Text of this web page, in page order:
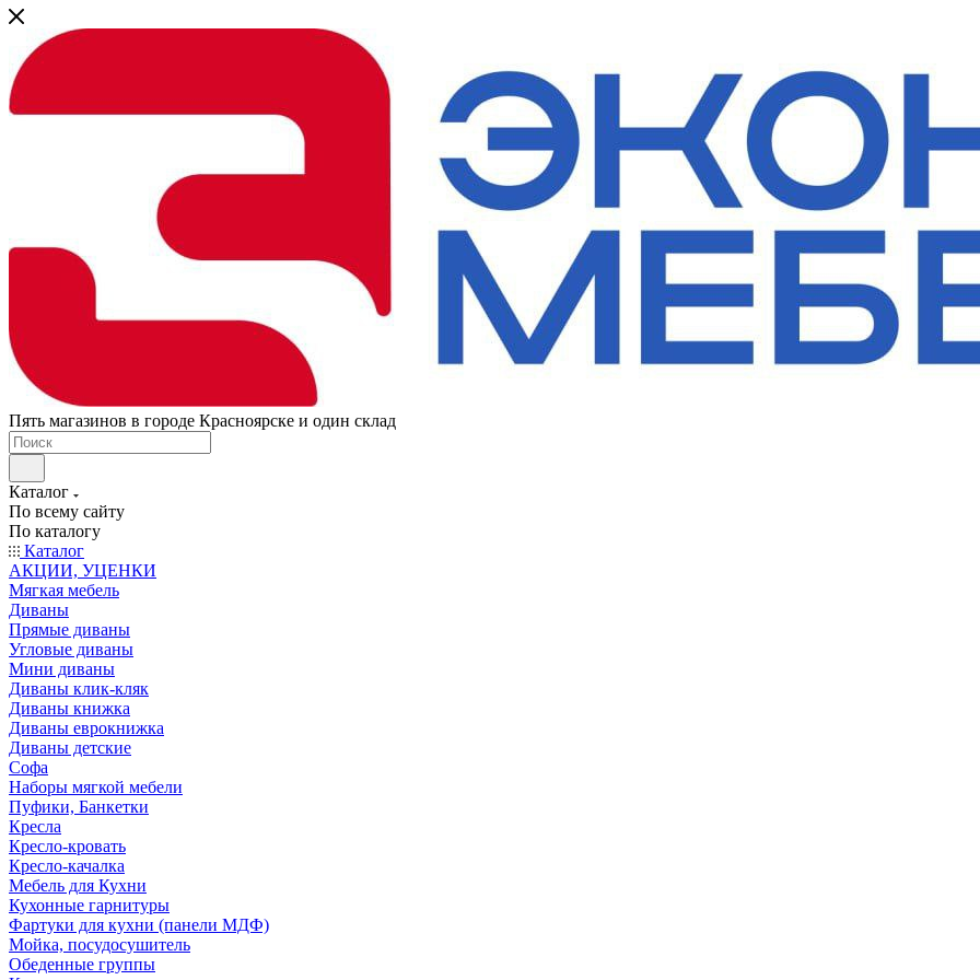
Пять магазинов в городе Красноярске и один склад
Каталог
По всему сайту
По каталогу
Каталог
АКЦИИ, УЦЕНКИ
Мягкая мебель
Диваны
Прямые диваны
Угловые диваны
Мини диваны
Диваны клик-кляк
Диваны книжка
Диваны еврокнижка
Диваны детские
Софа
Наборы мягкой мебели
Пуфики, Банкетки
Кресла
Кресло-кровать
Кресло-качалка
Мебель для Кухни
Кухонные гарнитуры
Фартуки для кухни (панели МДФ)
Мойка, посудосушитель
Обеденные группы